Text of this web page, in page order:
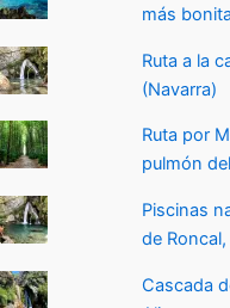
más
Ruta a la
(Navarra)
Ruta por
pulmón
Piscinas
de
Cascada